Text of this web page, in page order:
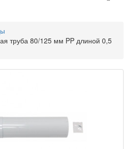
труба 80/125 мм PP длиной 0,5